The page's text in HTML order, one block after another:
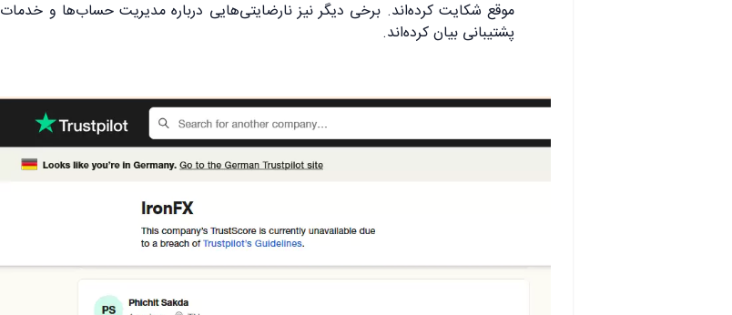
موقع شکایت کرده‌اند. برخی دیگر نیز نارضایتی‌هایی درباره مدیریت حساب‌ها و خدمات
پشتیبانی بیان کرده‌اند.